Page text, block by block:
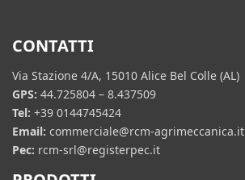
CONTATTI
Via Stazione 4/A, 15010 Alice Bel Colle (AL)
GPS: 44.725804 – 8.437509
Tel: +39 0144745424
Email: commerciale@rcm-agrimeccanica.it
Pec: rcm-srl@registerpec.it